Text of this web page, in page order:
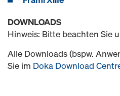
DOWNLOADS
Hinweis: Bitte beachten Sie
Alle Downloads (bspw.
Sie im Doka Download